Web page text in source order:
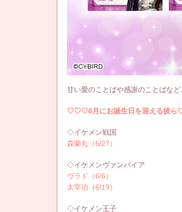
甘い愛のことばや感謝のことばな
♡♡♡6月にお誕生日を迎える彼
◇イケメン戦国
森蘭丸（6/27）
◇イケメンヴァンパイア
ヴラド（6/6）
太宰治（6/19）
◇イケメン王子